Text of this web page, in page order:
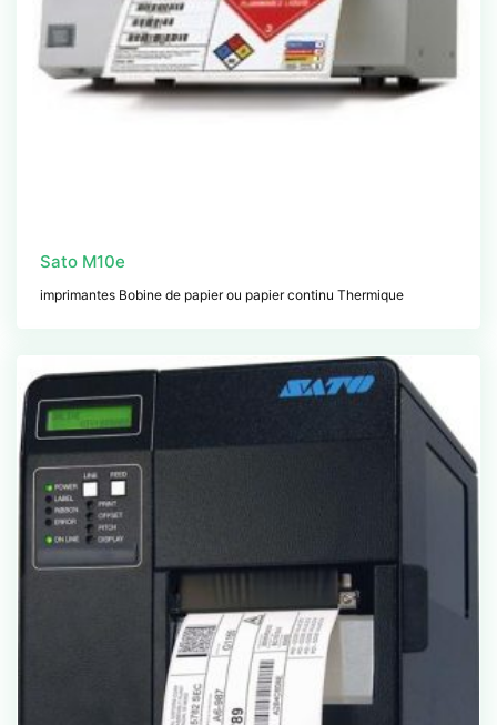
Sato M10e
imprimantes Bobine de papier ou papier continu Thermique